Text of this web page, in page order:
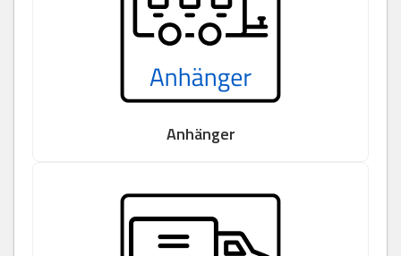
Anhänger